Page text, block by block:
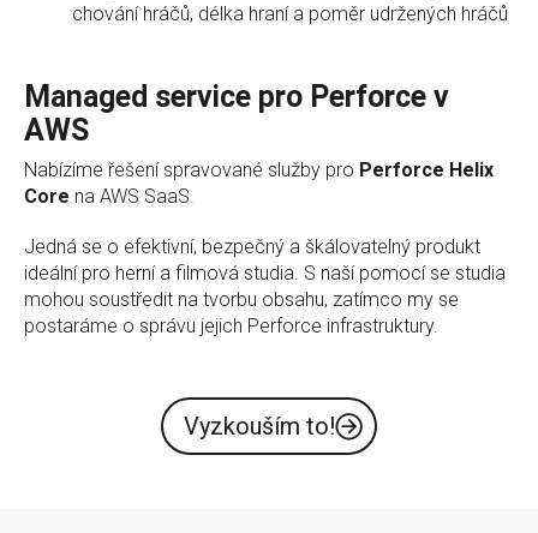
chování hráčů, délka hraní a poměr udržených hráčů
Managed service pro Perforce v
AWS
Nabízíme řešení spravované služby pro Perforce Helix
Core na AWS SaaS.
Jedná se o efektivní, bezpečný a škálovatelný produkt
ideální pro herní a filmová studia. S naší pomocí se studia
mohou soustředit na tvorbu obsahu, zatímco my se
postaráme o správu jejich Perforce infrastruktury.
Vyzkouším to!